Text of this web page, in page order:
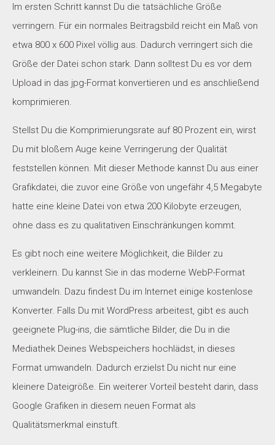
Im ersten Schritt kannst Du die tatsächliche Größe
verringern. Für ein normales Beitragsbild reicht ein Maß von
etwa 800 x 600 Pixel völlig aus. Dadurch verringert sich die
Größe der Datei schon stark. Dann solltest Du es vor dem
Upload in das jpg-Format konvertieren und es anschließend
komprimieren.
Stellst Du die Komprimierungsrate auf 80 Prozent ein, wirst
Du mit bloßem Auge keine Verringerung der Qualität
feststellen können. Mit dieser Methode kannst Du aus einer
Grafikdatei, die zuvor eine Größe von ungefähr 4,5 Megabyte
hatte eine kleine Datei von etwa 200 Kilobyte erzeugen,
ohne dass es zu qualitativen Einschränkungen kommt.
Es gibt noch eine weitere Möglichkeit, die Bilder zu
verkleinern. Du kannst Sie in das moderne WebP-Format
umwandeln. Dazu findest Du im Internet einige kostenlose
Konverter. Falls Du mit WordPress arbeitest, gibt es auch
geeignete Plug-ins, die sämtliche Bilder, die Du in die
Mediathek Deines Webspeichers hochlädst, in dieses
Format umwandeln. Dadurch erzielst Du nicht nur eine
kleinere Dateigröße. Ein weiterer Vorteil besteht darin, dass
Google Grafiken in diesem neuen Format als
Qualitätsmerkmal einstuft.